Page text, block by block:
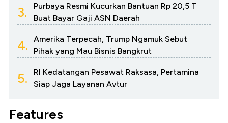
3.
Purbaya Resmi Kucurkan Bantuan Rp 20,5 T
Buat Bayar Gaji ASN Daerah
4.
Amerika Terpecah, Trump Ngamuk Sebut
Pihak yang Mau Bisnis Bangkrut
5.
RI Kedatangan Pesawat Raksasa, Pertamina
Siap Jaga Layanan Avtur
Features